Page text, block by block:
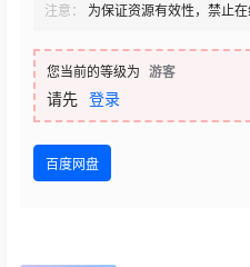
注意：
为保证资源有效性，禁止
您当前的等级为 游客
请先 登录
百度网盘